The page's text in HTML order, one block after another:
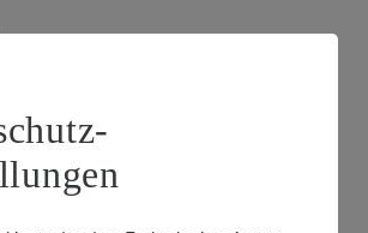
suedwest.de
Freiburg i.B.
707629
gem. § 27a UStG: